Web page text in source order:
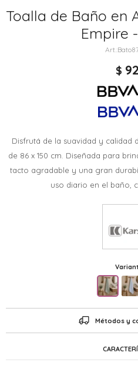
Toalla de Baño en
Empire
$
Disfrutá de la suavidad y calidad
de 86 x 150 cm. Diseñada para
tacto agradable y una gran
uso diario en el baño,
Métodos y